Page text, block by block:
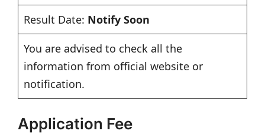
Result Date: Notify Soon
You are advised to check all the
information from official website or
notification.
Application Fee